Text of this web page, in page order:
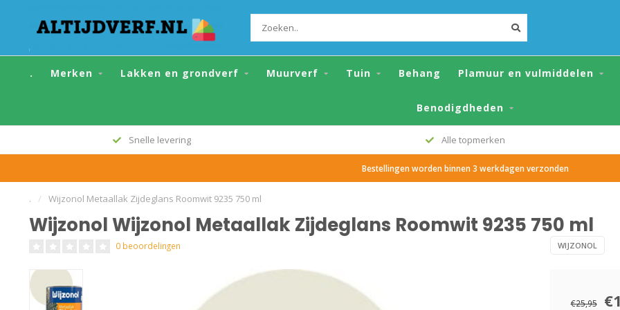
. Merken Lakken en grondverf Muurverf Tuin Behang Plamuur en vulmiddelen
Benodigdheden
Snelle levering Alle topmerken
Bestellingen worden binnen 3 werkdagen verzonden
. / Wijzonol Metaallak Zijdeglans Roomwit 9235 750 ml
Wijzonol Wijzonol Metaallak Zijdeglans Roomwit 9235 750 ml
Wijzonol Wijzonol Metaallak Zijdeglans Roomwit 9235 750 ml
0 beoordelingen WIJZONOL
€25,95